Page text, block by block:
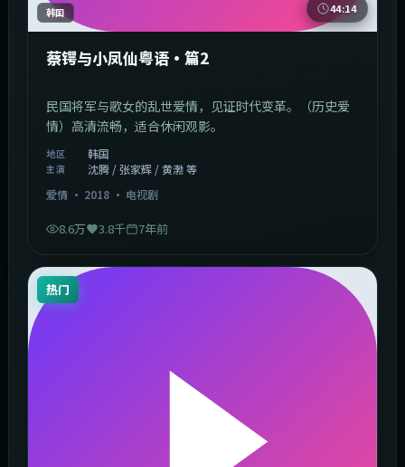
韩国 44:14
蔡锷与小凤仙粤语·篇2
民国将军与歌女的乱世爱情，见证时代变革。（历史爱
情）高清流畅，适合休闲观影。
地区 韩国
主演
沈腾 / 张家辉 / 黄渤 等
爱情· 2018· 电视剧
8.6万 3.8千 7年前
热门